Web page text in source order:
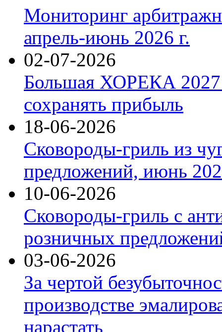
Мониторинг
апрель-июнь 2026 г.
02-07-2026
Большая ХОРЕКА 2027:
сохранять прибыль
18-06-2026
Сковороды-гриль из
предложений, июнь
10-06-2026
Сковороды-гриль с
розничных
03-06-2026
За чертой
производстве
нарастать